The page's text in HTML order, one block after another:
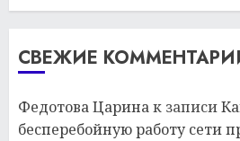
СВЕЖИЕ
Федотова Царинак записи
бесперебойную работу сети